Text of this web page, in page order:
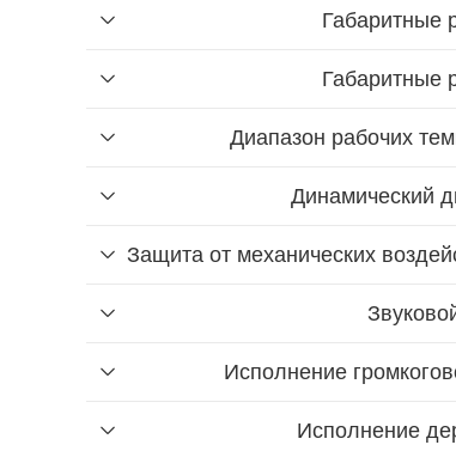
Габаритные
Габаритные
Диапазон рабочих
Динамический
Защита от механических
Исполнение
Исполнение